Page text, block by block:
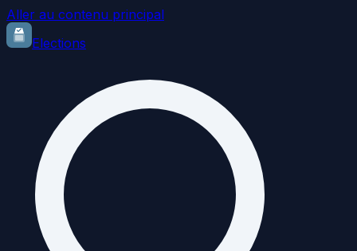
Aller au contenu principal
Elections